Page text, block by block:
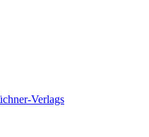
Verlags